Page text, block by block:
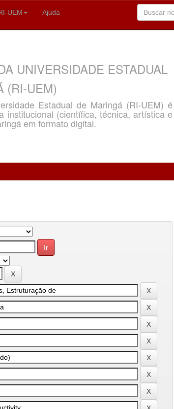
UEM Ajuda
UNIVERSIDADE ESTADUAL
(RI-UEM)
Estadual de Maringá (RI-UEM) é
institucional (científica, técnica, artística e
em formato digital.